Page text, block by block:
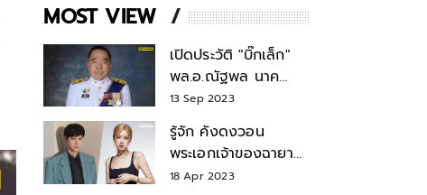
MOST VIEW
เปิดประวัติ "บิ๊กเล็ก"
พล.อ.ณัฐพล นาค
พาณิชย์ จากเลขาฯ
สมช.-เลขาฯ
รมว.กลาโหม
13 Sep 2023
รู้จัก คังดงวอน
พระเอกเจ้าของฉายา
สมบัติแห่งชาติ หลังมี
18 Apr 2023